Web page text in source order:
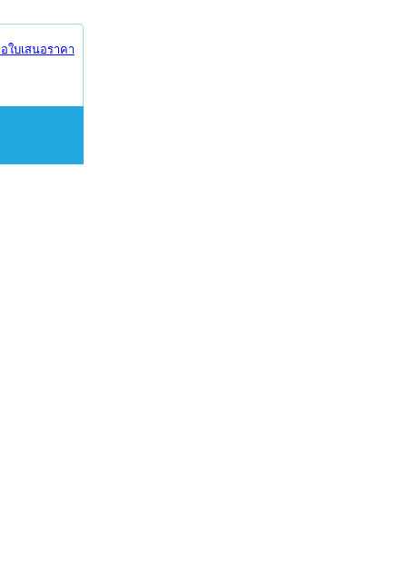
บเสนอราคา